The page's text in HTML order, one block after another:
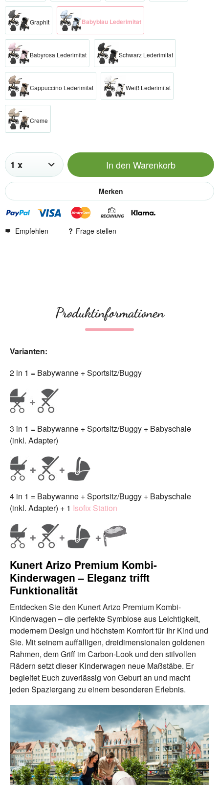
Graphit Babyblau Lederimitat
Babyrosa Lederimitat Schwarz Lederimitat
Cappuccino Lederimitat Weiß Lederimitat
Creme
In den Warenkorb
Merken
Empfehlen Frage stellen
Produktinformationen
Varianten:
2 in 1 = Babywanne + Sportsitz/Buggy
3 in 1 = Babywanne + Sportsitz/Buggy + Babyschale
(inkl. Adapter)
4 in 1 = Babywanne + Sportsitz/Buggy + Babyschale
(inkl. Adapter) + 1 Isofix Station
Kunert Arizo Premium Kombi-
Kinderwagen – Eleganz trifft
Funktionalität
Entdecken Sie den Kunert Arizo Premium Kombi-
Kinderwagen – die perfekte Symbiose aus Leichtigkeit,
modernem Design und höchstem Komfort für Ihr Kind und
Sie. Mit seinem auffälligen, dreidimensionalen goldenen
Rahmen, dem Griff im Carbon-Look und den stilvollen
Rädern setzt dieser Kinderwagen neue Maßstäbe. Er
begleitet Euch zuverlässig von Geburt an und macht
jeden Spaziergang zu einem besonderen Erlebnis.